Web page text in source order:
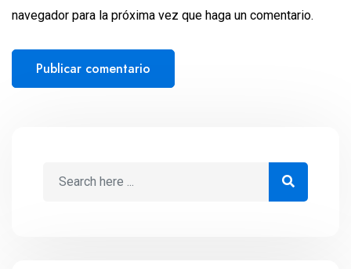
navegador para la próxima vez que haga un comentario.